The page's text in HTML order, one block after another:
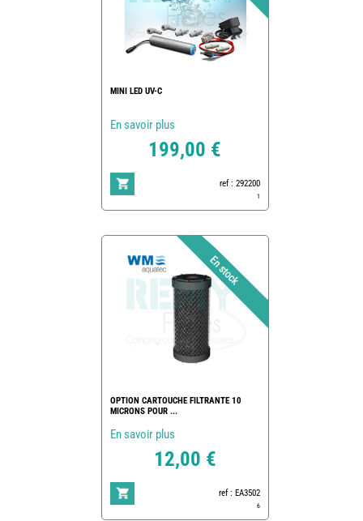
MINI LED UV-C
En savoir plus
199,00 €
ref : 292200
1
OPTION CARTOUCHE FILTRANTE 10
MICRONS POUR ...
En savoir plus
12,00 €
ref : EA3502
6